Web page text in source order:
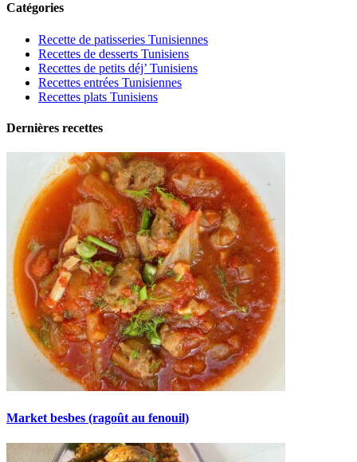
Catégories
Recette de patisseries Tunisiennes
Recettes de desserts Tunisiens
Recettes de petits déj’ Tunisiens
Recettes entrées Tunisiennes
Recettes plats Tunisiens
Dernières recettes
Market besbes (ragoût au fenouil)